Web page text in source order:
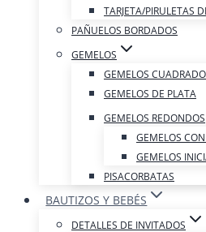
TARJETA/PIRULETAS
PAÑUELOS BORDADOS
GEMELOS
GEMELOS
GEMELOS DE PLATA
GEMELOS REDONDOS
GEMELOS
GEMELOS
PISACORBATAS
BAUTIZOS Y BEBÉS
DETALLES DE INVITADOS